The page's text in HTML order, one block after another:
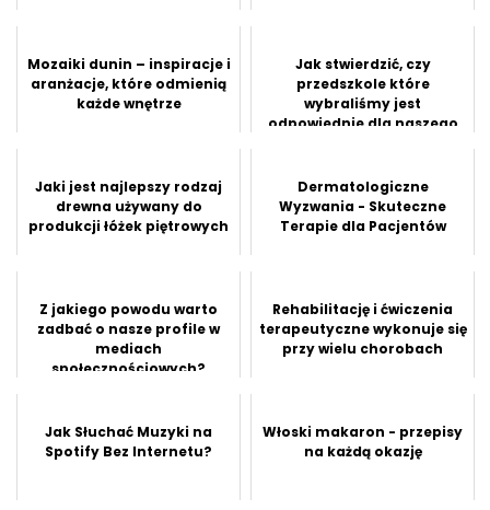
Mozaiki dunin – inspiracje i
aranżacje, które odmienią
każde wnętrze
Jak stwierdzić, czy
przedszkole które
wybraliśmy jest
odpowiednie dla naszego
Jaki jest najlepszy rodzaj
drewna używany do
produkcji łóżek piętrowych
Dermatologiczne
Wyzwania - Skuteczne
Terapie dla Pacjentów
Z jakiego powodu warto
zadbać o nasze profile w
mediach
społecznościowych?
Rehabilitację i ćwiczenia
terapeutyczne wykonuje się
przy wielu chorobach
Jak Słuchać Muzyki na
Spotify Bez Internetu?
Włoski makaron - przepisy
na każdą okazję